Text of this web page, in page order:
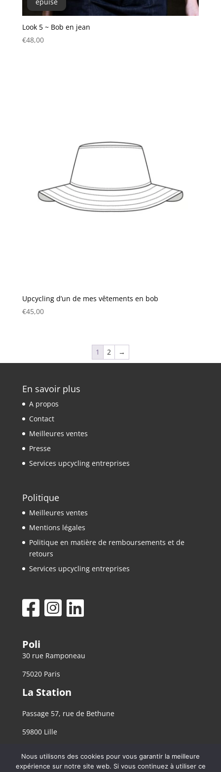
Look 5 ~ Bob en jean
€48,00
Upcycling d’un de mes vêtements en bob
€45,00
1 2 →
En savoir plus
A propos
Contact
Meilleures ventes
Presse
Services upcycling entreprises
Politique
Meilleures ventes
Mentions légales
Politique en matière de remboursements et de
retours
Services upcycling entreprises
Poli
30 rue Ramponeau
75020 Paris
La Station
Passage 57, rue de Bethune
59800 Lille
Nous utilisons des cookies pour vous garantir la meilleure
expérience sur notre site web. Si vous continuez à utiliser ce